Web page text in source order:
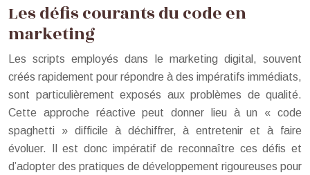
Les défis courants du code en
marketing
Les scripts employés dans le marketing digital, souvent
créés rapidement pour répondre à des impératifs immédiats,
sont particulièrement exposés aux problèmes de qualité.
Cette approche réactive peut donner lieu à un « code
spaghetti » difficile à déchiffrer, à entretenir et à faire
évoluer. Il est donc impératif de reconnaître ces défis et
d’adopter des pratiques de développement rigoureuses pour